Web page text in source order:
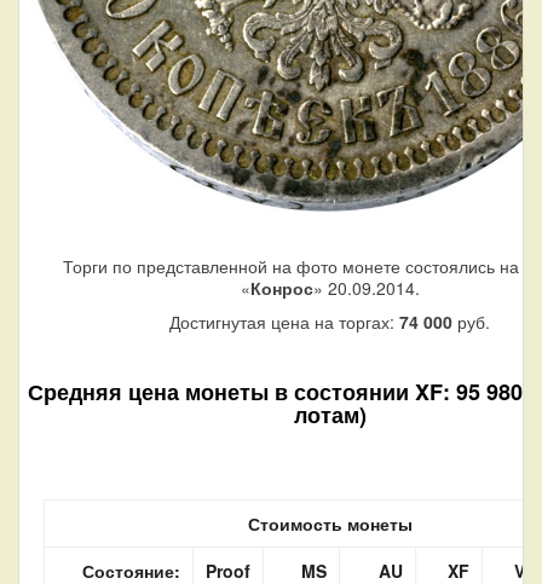
Торги по представленной на фото монете состоялись на
«Конрос» 20.09.2014.
Достигнутая цена на торгах: 74 000 руб.
Средняя цена монеты в состоянии XF: 95 980
лотам)
Стоимость монеты
Состояние:
Proof MS AU XF
VF